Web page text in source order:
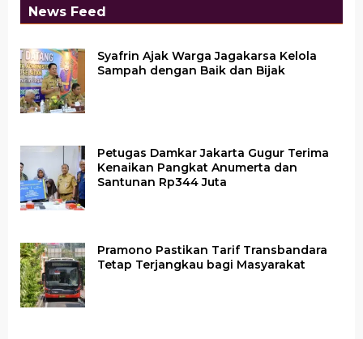
News Feed
Syafrin Ajak Warga Jagakarsa Kelola
Sampah dengan Baik dan Bijak
Petugas Damkar Jakarta Gugur Terima
Kenaikan Pangkat Anumerta dan
Santunan Rp344 Juta
Pramono Pastikan Tarif Transbandara
Tetap Terjangkau bagi Masyarakat